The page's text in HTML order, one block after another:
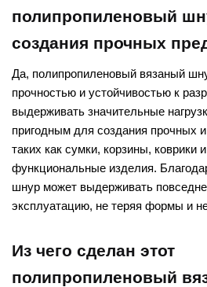
полипропиленовый
создания прочных
Да, полипропиленовый вязаный
прочностью и устойчивостью к
выдерживать значительные
пригодным для создания прочных
таких как сумки, корзины, коврики
функциональные изделия.
шнур может выдерживать
эксплуатацию, не теряя формы и
Из чего сделан этот
полипропиленовый